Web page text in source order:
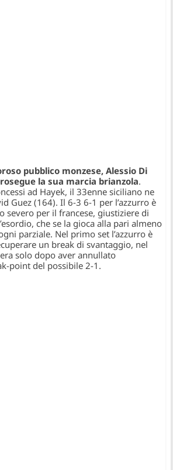
pubblico monzese, Alessio Di
la sua marcia brianzola.
ad Hayek, il 33enne siciliano ne
Guez (164). Il 6-3 6-1 per l’azzurro è
severo per il francese, giustiziere di
che se la gioca alla pari almeno
parziale. Nel primo set l’azzurro è
un break di svantaggio, nel
solo dopo aver annullato
point del possibile 2-1.